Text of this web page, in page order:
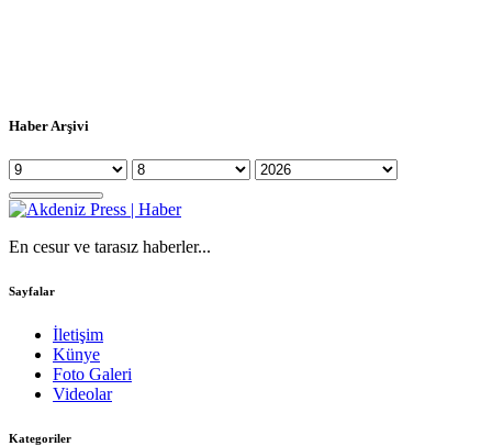
Haber Arşivi
En cesur ve tarasız haberler...
Sayfalar
İletişim
Künye
Foto Galeri
Videolar
Kategoriler